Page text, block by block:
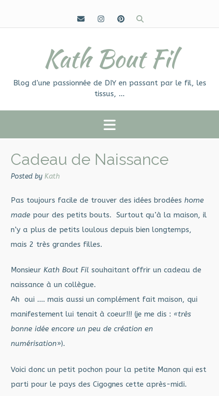
content
Kath Bout Fil
Blog d'une passionnée de DIY en passant par le fil, les
tissus, …
Cadeau de Naissance
Posted by Kath
Pas toujours facile de trouver des idées brodées home
made pour des petits bouts. Surtout qu’à la maison, il
n’y a plus de petits loulous depuis bien longtemps,
mais 2 très grandes filles.
Monsieur Kath Bout Fil souhaitant offrir un cadeau de
naissance à un collègue.
Ah oui …. mais aussi un complément fait maison, qui
manifestement lui tenait à coeur!!! (je me dis : «très
bonne idée encore un peu de création en
numérisation»).
Voici donc un petit pochon pour la petite Manon qui est
parti pour le pays des Cigognes cette après-midi.